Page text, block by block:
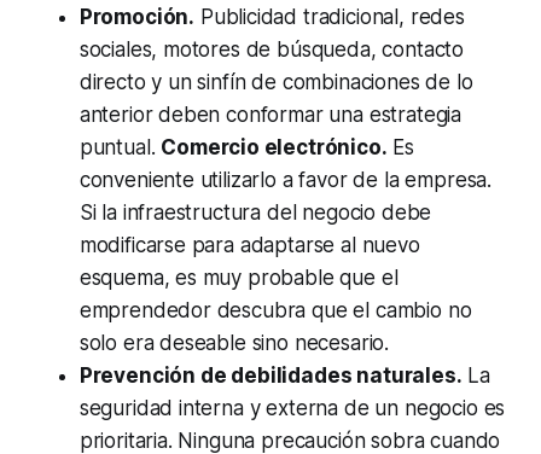
Promoción. Publicidad tradicional, redes
sociales, motores de búsqueda, contacto
directo y un sinfín de combinaciones de lo
anterior deben conformar una estrategia
puntual. Comercio electrónico. Es
conveniente utilizarlo a favor de la empresa.
Si la infraestructura del negocio debe
modificarse para adaptarse al nuevo
esquema, es muy probable que el
emprendedor descubra que el cambio no
solo era deseable sino necesario.
Prevención de debilidades naturales. La
seguridad interna y externa de un negocio es
prioritaria. Ninguna precaución sobra cuando